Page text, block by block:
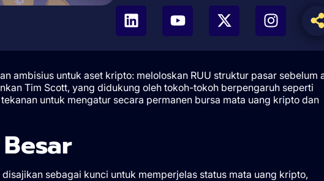
ambisius untuk aset kripto: meloloskan RUU struktur pasar sebelum
Tim Scott, yang didukung oleh tokoh-tokoh berpengaruh seperti
untuk mengatur secara permanen bursa mata uang kripto dan
sebagai kunci untuk memperjelas status mata uang kripto,